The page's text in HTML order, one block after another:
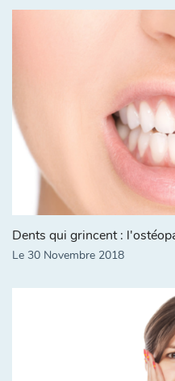
Dents qui grincent :
Le 30 Novembre 2018